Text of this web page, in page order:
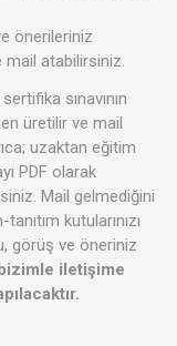
önerileriniz
atabilirsiniz.
sınavının
üretilir ve mail
uzaktan eğitim
PDF olarak
Mail gelmediğini
kutularınızı
görüş ve öneriniz
iletişime